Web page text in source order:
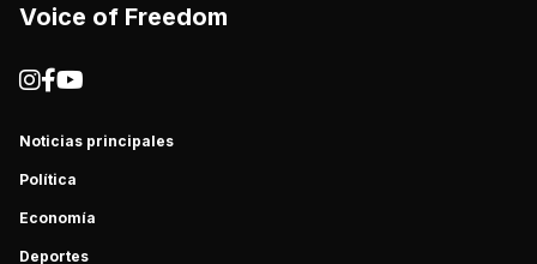
Voice of Freedom
Noticias principales
Política
Economía
Deportes